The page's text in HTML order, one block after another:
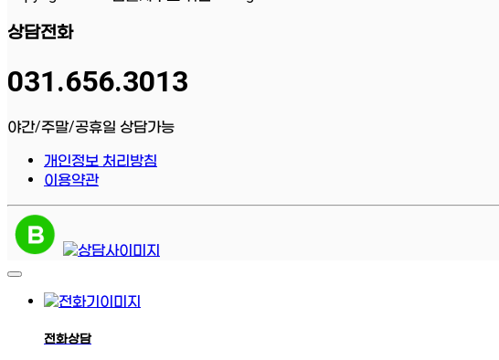
상담전화
031.656.3013
야간/주말/공휴일 상담가능
개인정보 처리방침
이용약관
전화상담